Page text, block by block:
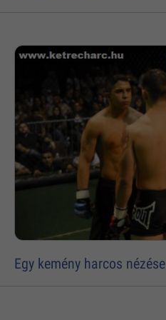
Egy kemény harcos nézése